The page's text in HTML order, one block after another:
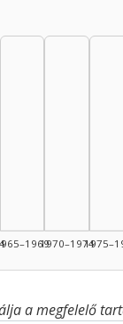
1970–1974
a megfelelő